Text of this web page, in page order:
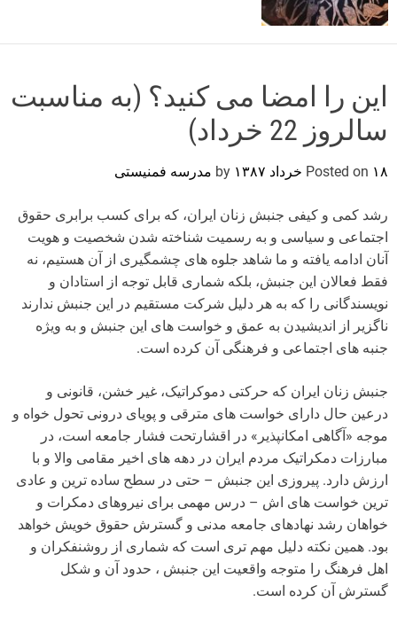
d
e
این را امضا می کنید؟ (به مناسبت
سالروز 22 خرداد)
Posted on ۱۸ خرداد ۱۳۸۷ مدرسه فمنیستی
رشد کمی و کیفی جنبش زنان ایران، که برای کسب برابری حقوق
اجتماعی و سیاسی و به رسمیت شناخته شدن شخصیت و هویت
آنان ادامه یافته و ما شاهد جلوه های چشمگیری از آن هستیم، نه
فقط فعالان این جنبش، بلکه شماری قابل توجه از استادان و
نویسندگانی را که به هر دلیل شرکت مستقیم در این جنبش ندارند
ناگزیر از اندیشیدن به عمق و خواست های این جنبش و به ویژه
جنبه های اجتماعی و فرهنگی آن کرده است.
جنبش زنان ایران که حرکتی دموکراتیک، غیر خشن، قانونی و
درعین حال دارای خواست های مترقی و پویای درونی تحول خواه و
موجه «آگاهی امکانپذیر» در اقشارتحت فشار جامعه است، در
مبارزات دمکراتیک مردم ایران در دهه های اخیر مقامی والا و با
ارزش دارد. پیروزی این جنبش – حتی در سطح ساده ترین و عادی
ترین خواست های اش – درس مهمی برای نیروهای دمکرات و
خواهان رشد نهادهای جامعه مدنی و گسترش حقوق خویش خواهد
بود. همین نکته دلیل مهم تری است که شماری از روشنفکران و
اهل فرهنگ را متوجه واقعیت این جنبش ، حدود آن و شکل
گسترش آن کرده است.